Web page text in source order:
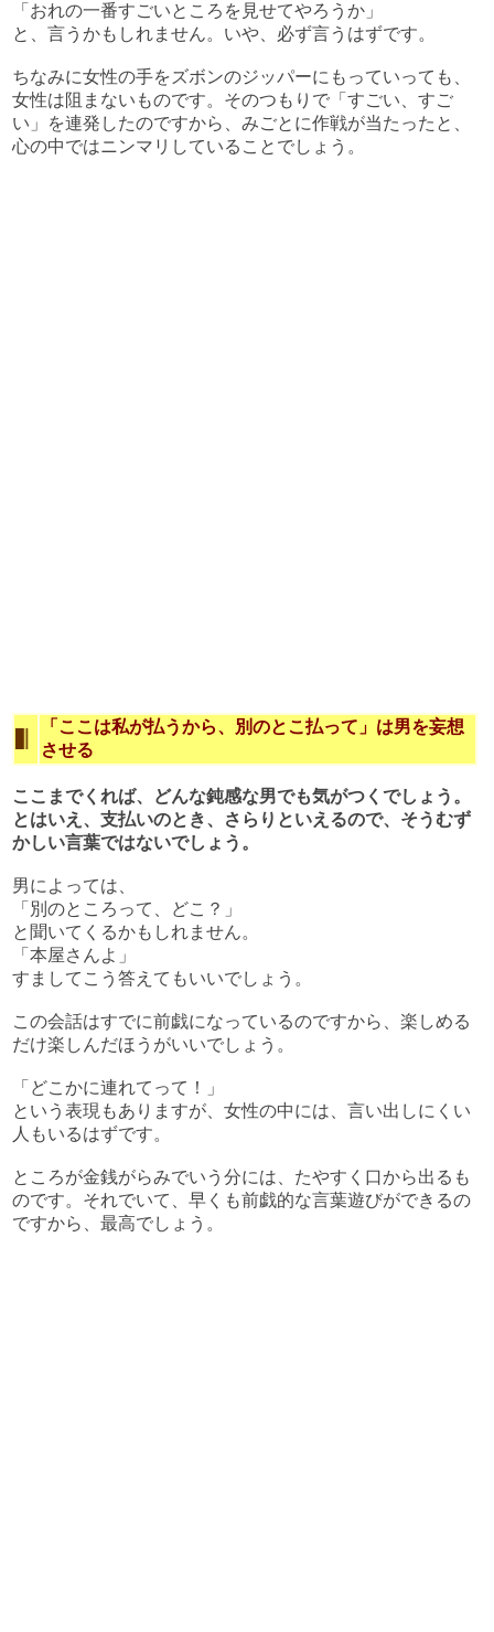
「おれの一番すごいところを見せてやろうか」
と、言うかもしれません。いや、必ず言うはずです。
ちなみに女性の手をズボンのジッパーにもっていっても、
女性は阻まないものです。そのつもりで「すごい、すご
い」を連発したのですから、みごとに作戦が当たったと、
心の中ではニンマリしていることでしょう。
「ここは私が払うから、別のとこ払って」は男を妄想
させる
ここまでくれば、どんな鈍感な男でも気がつくでしょう。
とはいえ、支払いのとき、さらりといえるので、そうむず
かしい言葉ではないでしょう。
男によっては、
「別のところって、どこ？」
と聞いてくるかもしれません。
「本屋さんよ」
すましてこう答えてもいいでしょう。
この会話はすでに前戯になっているのですから、楽しめる
だけ楽しんだほうがいいでしょう。
「どこかに連れてって！」
という表現もありますが、女性の中には、言い出しにくい
人もいるはずです。
ところが金銭がらみでいう分には、たやすく口から出るも
のです。それでいて、早くも前戯的な言葉遊びができるの
ですから、最高でしょう。